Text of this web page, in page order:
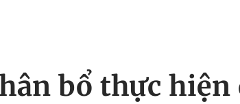
bổ thực hiện